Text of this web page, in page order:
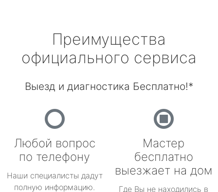
Преимущества
официального сервиса
Выезд и диагностика Бесплатно!*
Любой вопрос
по телефону
Наши специалисты дадут
полную информацию.
Мастер
бесплатно
выезжает на дом
Где Вы не находились в